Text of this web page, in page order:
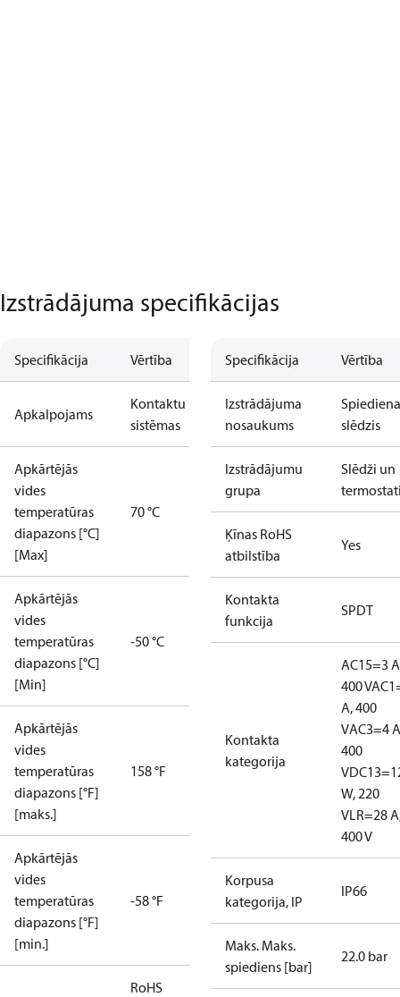
Izstrādājuma specifikācijas
Specifikācija Vērtība
Apkalpojams
Kontaktu
sistēmas
Apkārtējās
vides
temperatūras
diapazons [°C]
[Max]
70 °C
Apkārtējās
vides
temperatūras
diapazons [°C]
[Min]
-50 °C
Apkārtējās
vides
temperatūras
diapazons [°F]
[maks.]
158 °F
Apkārtējās
vides
temperatūras
diapazons [°F]
[min.]
-58 °F
RoHS
Specifikācija Vērtība
Izstrādājuma
nosaukums
Spiediena
slēdzis
Izstrādājumu
grupa
Slēdži un
Ķīnas RoHS
atbilstība
Yes
Kontakta
funkcija
SPDT
Kontakta
kategorija
AC15=3
400 V
A, 400
VAC3=4
400
V
W, 220
VLR=28
400 V
Korpusa
kategorija, IP
IP66
Maks. Maks.
spiediens [bar]
22.0 bar